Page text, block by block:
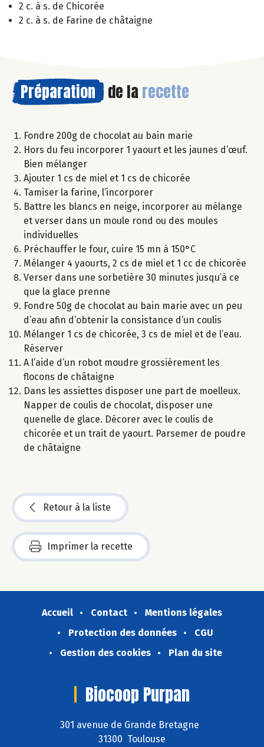
2 c. à s. de Chicorée
2 c. à s. de Farine de châtaigne
Préparation de la recette
Fondre 200g de chocolat au bain marie
Hors du feu incorporer 1 yaourt et les jaunes d’œuf.
Bien mélanger
Ajouter 1 cs de miel et 1 cs de chicorée
Tamiser la farine, l’incorporer
Battre les blancs en neige, incorporer au mélange
et verser dans un moule rond ou des moules
individuelles
Préchauffer le four, cuire 15 mn à 150°C
Mélanger 4 yaourts, 2 cs de miel et 1 cc de chicorée
Verser dans une sorbetière 30 minutes jusqu’à ce
que la glace prenne
Fondre 50g de chocolat au bain marie avec un peu
d’eau afin d’obtenir la consistance d’un coulis
Mélanger 1 cs de chicorée, 3 cs de miel et de l’eau.
Réserver
A l’aide d’un robot moudre grossièrement les
flocons de châtaigne
Dans les assiettes disposer une part de moelleux.
Napper de coulis de chocolat, disposer une
quenelle de glace. Décorer avec le coulis de
chicorée et un trait de yaourt. Parsemer de poudre
de châtaigne
Retour à la liste
Imprimer la recette
Accueil Contact
Mentions légales
Protection des données
CGU
Gestion des cookies
Plan du site
Biocoop Purpan
301 avenue de Grande Bretagne
31300 Toulouse